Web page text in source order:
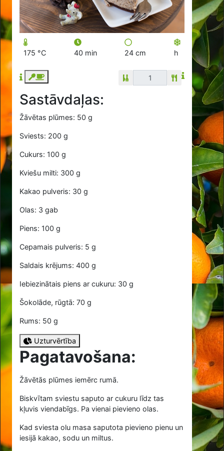
175 °C 40 min 24 cm h
Sastāvdaļas:
Žāvētas plūmes: 50 g
Sviests: 200 g
Cukurs: 100 g
Kviešu milti: 300 g
Kakao pulveris: 30 g
Olas: 3 gab
Piens: 100 g
Cepamais pulveris: 5 g
Saldais krējums: 400 g
Iebiezinātais piens ar cukuru: 30 g
Šokolāde, rūgtā: 70 g
Rums: 50 g
Uzturvērtība
Pagatavošana:
Žāvētās plūmes iemērc rumā.
Biskvītam sviestu saputo ar cukuru līdz tas
kļuvis viendabīgs. Pa vienai pievieno olas.
Kad sviesta olu masa saputota pievieno pienu un
iesijā kakao, sodu un miltus.